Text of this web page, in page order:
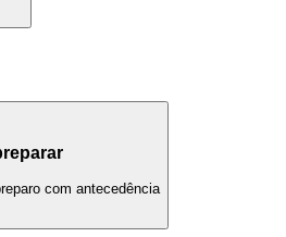
com antecedência